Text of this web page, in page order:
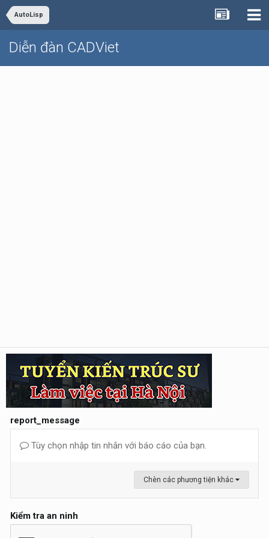
AutoLisp
Diễn đàn CADViet
report_message
Tùy chọn nhập tin nhắn với báo cáo của bạn.
Chèn các phương tiện khác
Kiểm tra an ninh